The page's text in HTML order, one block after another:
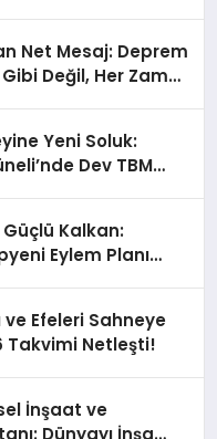
Net Mesaj: Deprem
Değil, Her Zaman
Yeni Soluk:
Dev TBM
Kalkan:
Eylem Planı
ve Efeleri Sahneye
Takvimi Netleşti!
İnşaat ve
Dünyayı İnşa